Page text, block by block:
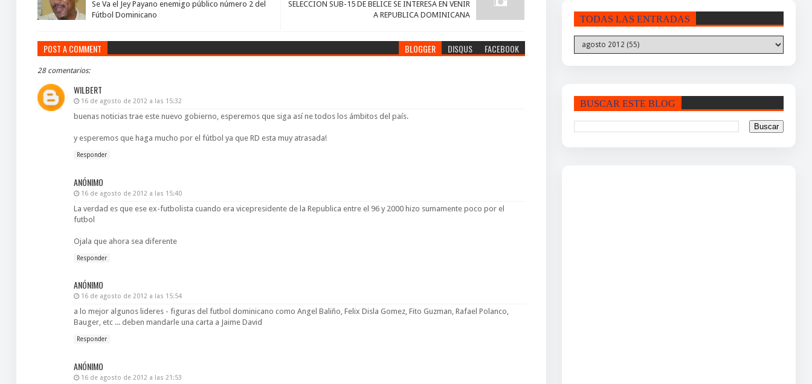
SELECCION SUB-15 DE BELICE SE INTERESA EN VENIR
A REPUBLICA DOMINICANA
Se Va el Jey Payano enemigo público número 2 del
Fútbol Dominicano
POST A COMMENT BLOGGER DISQUS FACEBOOK
28 comentarios:
WILBERT
16 de agosto de 2012 a las 15:32
buenas noticias trae este nuevo gobierno, esperemos que siga así ne todos los ámbitos del país.
y esperemos que haga mucho por el fútbol ya que RD esta muy atrasada!
Responder
ANÓNIMO
16 de agosto de 2012 a las 15:40
La verdad es que ese ex-futbolista cuando era vicepresidente de la Republica entre el 96 y 2000 hizo sumamente poco por el
futbol
Ojala que ahora sea diferente
Responder
ANÓNIMO
16 de agosto de 2012 a las 15:54
a lo mejor algunos lideres - figuras del futbol dominicano como Angel Baliño, Felix Disla Gomez, Fito Guzman, Rafael Polanco,
Bauger, etc ... deben mandarle una carta a Jaime David
Responder
ANÓNIMO
16 de agosto de 2012 a las 21:53
TODAS LAS ENTRADAS
BUSCAR ESTE BLOG